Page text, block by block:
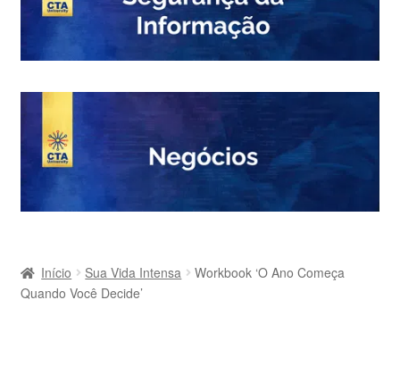
Início Sua Vida Intensa
Workbook ‘O Ano Começa
Quando Você Decide’